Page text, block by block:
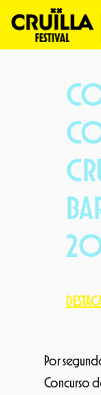
Por
Concurso